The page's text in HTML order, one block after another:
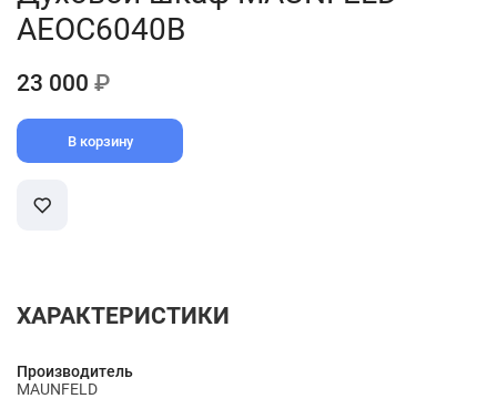
AEOC6040B
23 000 ₽
В корзину
ХАРАКТЕРИСТИКИ
Производитель
MAUNFELD